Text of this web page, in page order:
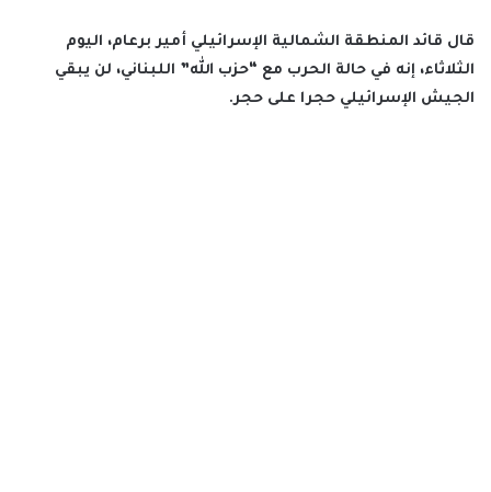
قال قائد المنطقة الشمالية الإسرائيلي أمير برعام، اليوم
الثلاثاء، إنه في حالة الحرب مع “حزب الله” اللبناني، لن يبقي
الجيش الإسرائيلي حجرا على حجر.